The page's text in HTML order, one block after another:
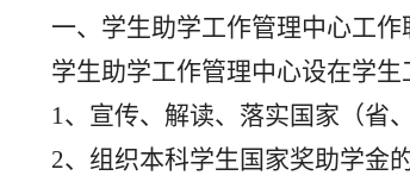
一、学生助学工作管理中心工作
学生助学工作管理中心设在学生
1、宣传、解读、落实国家（省
2、组织本科学生国家奖助学金